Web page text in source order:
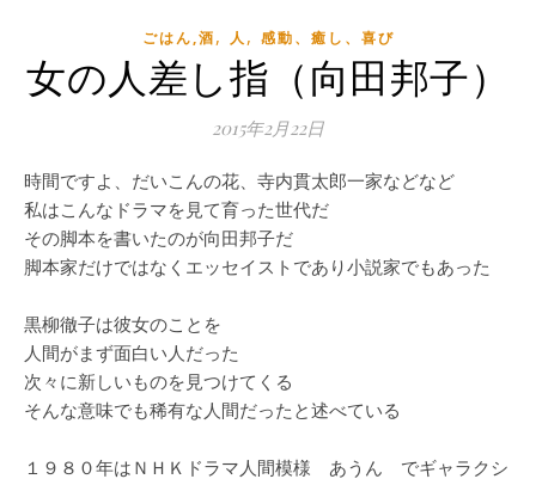
ごはん,酒, 人 , 感動、癒し、喜び
女の人差し指（向田邦子）
2015年2月22日
時間ですよ、だいこんの花、寺内貫太郎一家などなど
私はこんなドラマを見て育った世代だ
その脚本を書いたのが向田邦子だ
脚本家だけではなくエッセイストであり小説家でもあった
黒柳徹子は彼女のことを
人間がまず面白い人だった
次々に新しいものを見つけてくる
そんな意味でも稀有な人間だったと述べている
１９８０年はＮＨＫドラマ人間模様 あうん でギャラクシ